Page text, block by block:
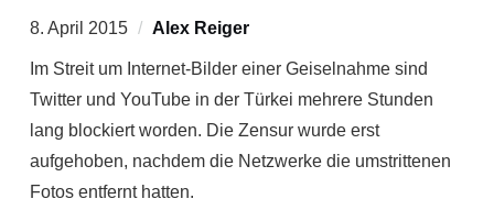
8. April 2015 Alex Reiger
Im Streit um Internet-Bilder einer Geiselnahme sind
Twitter und YouTube in der Türkei mehrere Stunden
lang blockiert worden. Die Zensur wurde erst
aufgehoben, nachdem die Netzwerke die umstrittenen
Fotos entfernt hatten.